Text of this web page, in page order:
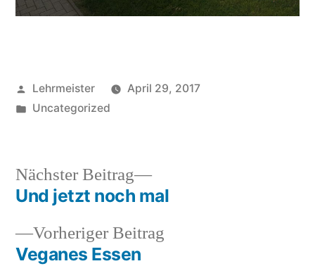
Veröffentlicht
von
Lehrmeister
April 29, 2017
Veröffentlicht
Uncategorized
Beitrags-
Navigation
Vorheriger Beitrag
Veganes Essen
Nächster Beitrag
Nächster
Beitrag:
Und jetzt noch mal